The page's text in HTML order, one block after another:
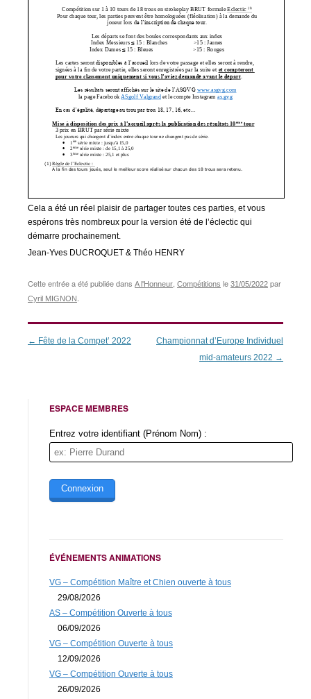
Cela a été un réel plaisir de partager toutes ces parties, et vous
espérons très nombreux pour la version été de l’éclectic qui
démarre prochainement.
Jean-Yves DUCROQUET & Théo HENRY
Cette entrée a été publiée dans A l'Honneur Compétitions le 31/05/2022 par
Cyril MIGNON
Navigation
← Fête de la Compet’ 2022
Championnat d’Europe Individuel
mid-amateurs 2022 →
ESPACE MEMBRES
Entrez votre identifiant (Prénom Nom) :
ÉVÉNEMENTS ANIMATIONS
VG – Compétition Maître et Chien ouverte à tous
29/08/2026
AS – Compétition Ouverte à tous
06/09/2026
VG – Compétition Ouverte à tous
12/09/2026
VG – Compétition Ouverte à tous
26/09/2026